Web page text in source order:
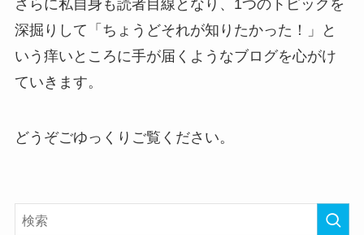
さらに私自身も読者目線となり、1つのトピックを
深掘りして「ちょうどそれが知りたかった！」と
いう痒いところに手が届くようなブログを心がけ
ていきます。
どうぞごゆっくりご覧ください。